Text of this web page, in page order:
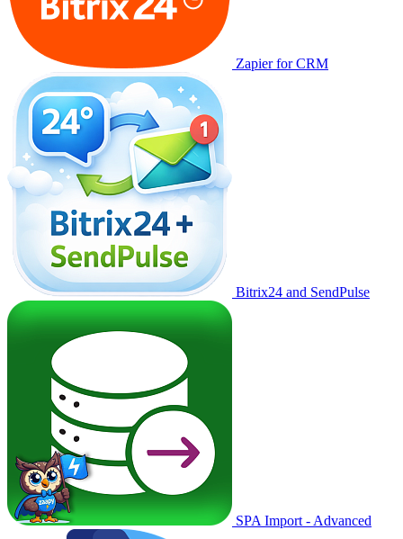
Zapier for CRM
Bitrix24 and SendPulse
SPA Import - Advanced